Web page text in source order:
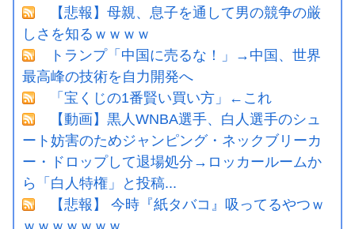
【悲報】母親、息子を通して男の競争の厳
しさを知るｗｗｗｗ
トランプ「中国に売るな！」→中国、世界
最高峰の技術を自力開発へ
「宝くじの1番賢い買い方」←これ
【動画】黒人WNBA選手、白人選手のシュ
ート妨害のためジャンピング・ネックブリーカ
ー・ドロップして退場処分→ロッカールームか
ら「白人特権」と投稿...
【悲報】 今時『紙タバコ』吸ってるやつｗ
ｗｗｗｗｗｗｗ